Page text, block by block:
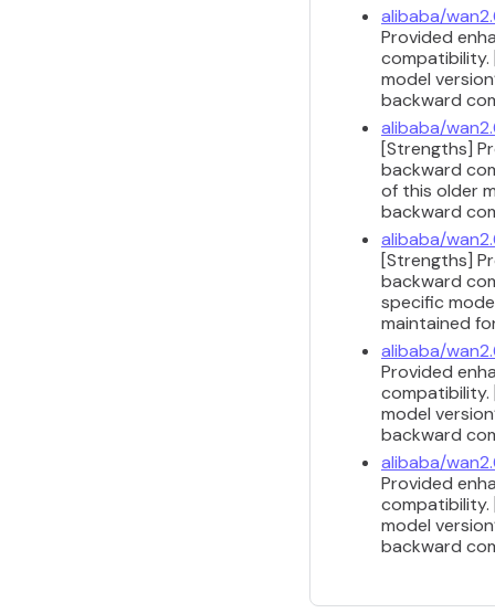
alibaba/
Provided
model
backward
alibaba/
[Strengths]
backward
of this older
backward
alibaba/
[Strengths]
backward
specific
maintained
alibaba/
Provided
model
backward
alibaba/
Provided
model
backward